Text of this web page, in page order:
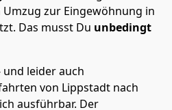
zur Eingewöhnung in
Das musst Du unbedingt
leider auch
von Lippstadt nach
ausführbar. Der